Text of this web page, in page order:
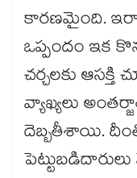
కారణమైంది.
ఒప్పందం ఇక
చర్చలకు ఆసక్తి
వ్యాఖ్యలు
దెబ్బతీశాయి. దీంతో